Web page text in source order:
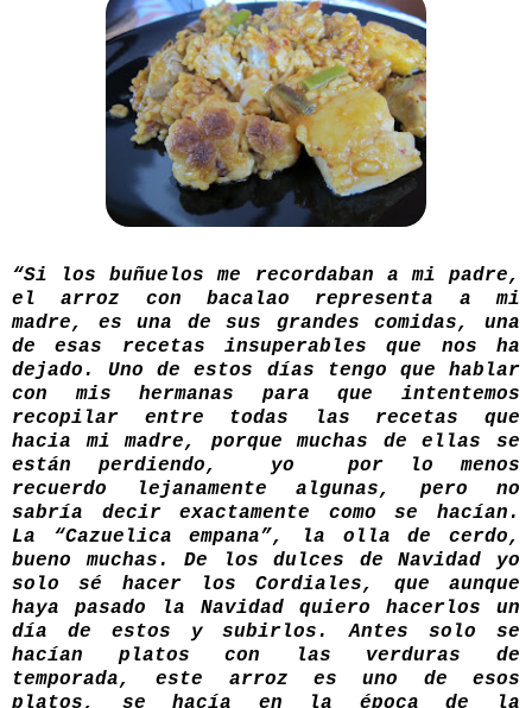
“Si los buñuelos me recordaban a mi padre,
el arroz con bacalao representa a mi
madre, es una de sus grandes comidas, una
de esas recetas insuperables que nos ha
dejado. Uno de estos días tengo que hablar
con mis hermanas para que intentemos
recopilar entre todas las recetas que
hacia mi madre, porque muchas de ellas se
están perdiendo, yo por lo menos
recuerdo lejanamente algunas, pero no
sabría decir exactamente como se hacían.
La “Cazuelica empana”, la olla de cerdo,
bueno muchas. De los dulces de Navidad yo
solo sé hacer los Cordiales, que aunque
haya pasado la Navidad quiero hacerlos un
día de estos y subirlos. Antes solo se
hacían platos con las verduras de
temporada, este arroz es uno de esos
platos, se hacía en la época de la